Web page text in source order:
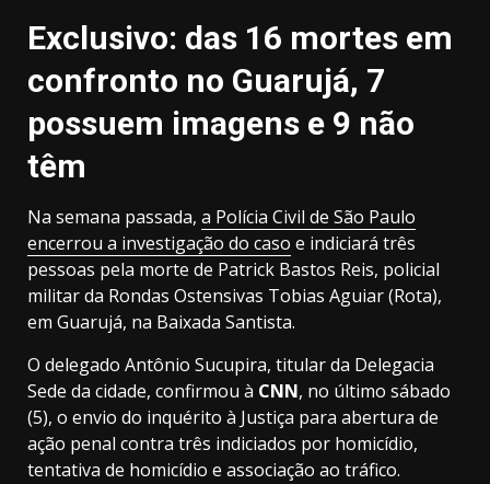
Exclusivo: das 16 mortes em
confronto no Guarujá, 7
possuem imagens e 9 não
têm
Na semana passada, a Polícia Civil de São Paulo
encerrou a investigação do caso e indiciará três
pessoas pela morte de Patrick Bastos Reis, policial
militar da Rondas Ostensivas Tobias Aguiar (Rota),
em Guarujá, na Baixada Santista.
O delegado Antônio Sucupira, titular da Delegacia
Sede da cidade, confirmou à CNN, no último sábado
(5), o envio do inquérito à Justiça para abertura de
ação penal contra três indiciados por homicídio,
tentativa de homicídio e associação ao tráfico.